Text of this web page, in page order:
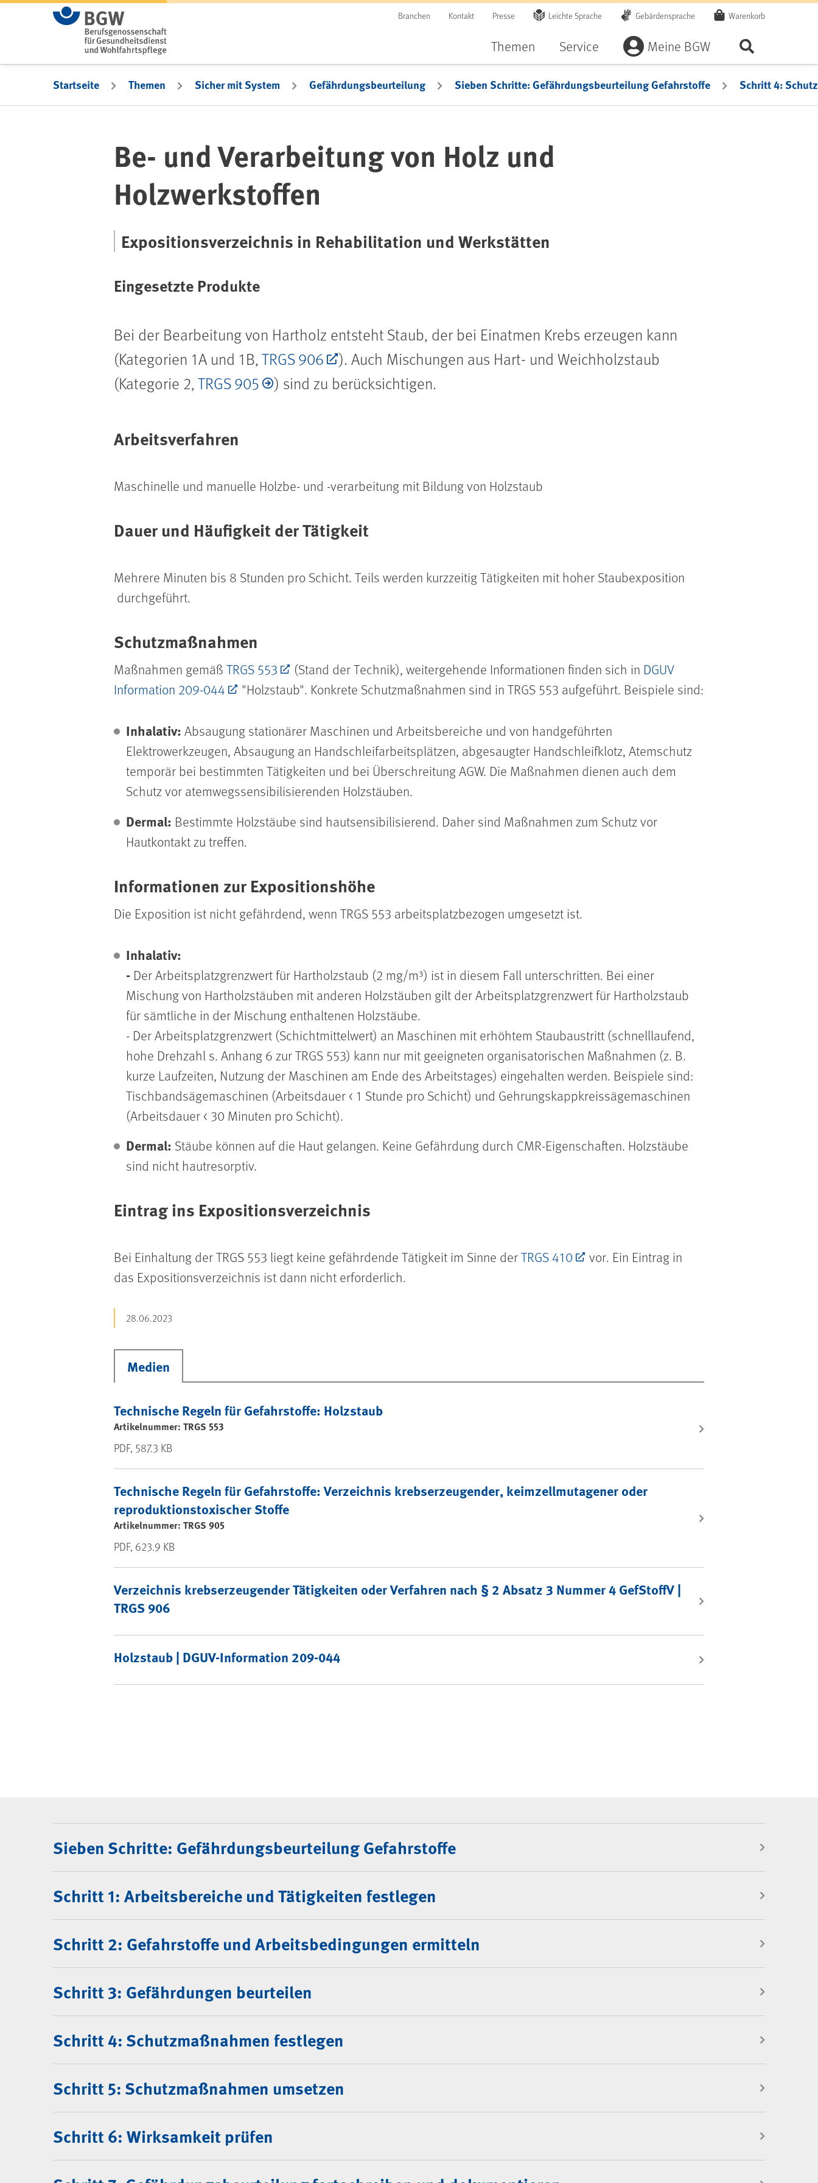
Zum Hauptinhalt springen Branchen Kontakt Presse Leichte Sprache Gebärdensprache Warenkorb
Themen Service Meine BGW
Startseite Themen Sicher mit System Gefährdungsbeurteilung Sieben Schritte: Gefährdungsbeurteilung Gefahrstoffe Schritt 4:
Be- und Verarbeitung von Holz und
Holzwerkstoffen
Expositionsverzeichnis in Rehabilitation und Werkstätten
Eingesetzte Produkte
Bei der Bearbeitung von Hartholz entsteht Staub, der bei Einatmen Krebs erzeugen kann
(Kategorien 1A und 1B, TRGS 906
). Auch Mischungen aus Hart- und Weichholzstaub
(Kategorie 2, TRGS 905 ) sind zu berücksichtigen.
Arbeitsverfahren
Maschinelle und manuelle Holzbe- und -verarbeitung mit Bildung von Holzstaub
Dauer und Häufigkeit der Tätigkeit
Mehrere Minuten bis 8 Stunden pro Schicht. Teils werden kurzzeitig Tätigkeiten mit hoher Staubexposition
durchgeführt.
Schutzmaßnahmen
Maßnahmen gemäß TRGS 553 (Stand der Technik), weitergehende Informationen finden sich in DGUV
Information 209-044
"Holzstaub". Konkrete Schutzmaßnahmen sind in TRGS 553 aufgeführt. Beispiele sind:
Inhalativ: Absaugung stationärer Maschinen und Arbeitsbereiche und von handgeführten
Elektrowerkzeugen, Absaugung an Handschleifarbeitsplätzen, abgesaugter Handschleifklotz, Atemschutz
temporär bei bestimmten Tätigkeiten und bei Überschreitung AGW. Die Maßnahmen dienen auch dem
Schutz vor atemwegssensibilisierenden Holzstäuben.
Dermal: Bestimmte Holzstäube sind hautsensibilisierend. Daher sind Maßnahmen zum Schutz vor
Hautkontakt zu treffen.
Informationen zur Expositionshöhe
Die Exposition ist nicht gefährdend, wenn TRGS 553 arbeitsplatzbezogen umgesetzt ist.
Inhalativ:
- Der Arbeitsplatzgrenzwert für Hartholzstaub (2 mg/m³) ist in diesem Fall unterschritten. Bei einer
Mischung von Hartholzstäuben mit anderen Holzstäuben gilt der Arbeitsplatzgrenzwert für Hartholzstaub
für sämtliche in der Mischung enthaltenen Holzstäube.
- Der Arbeitsplatzgrenzwert (Schichtmittelwert) an Maschinen mit erhöhtem Staubaustritt (schnelllaufend,
hohe Drehzahl s. Anhang 6 zur TRGS 553) kann nur mit geeigneten organisatorischen Maßnahmen (z. B.
kurze Laufzeiten, Nutzung der Maschinen am Ende des Arbeitstages) eingehalten werden. Beispiele sind:
Tischbandsägemaschinen (Arbeitsdauer < 1 Stunde pro Schicht) und Gehrungskappkreissägemaschinen
(Arbeitsdauer < 30 Minuten pro Schicht).
Dermal: Stäube können auf die Haut gelangen. Keine Gefährdung durch CMR-Eigenschaften. Holzstäube
sind nicht hautresorptiv.
Eintrag ins Expositionsverzeichnis
Bei Einhaltung der TRGS 553 liegt keine gefährdende Tätigkeit im Sinne derTRGS 410
vor. Ein Eintrag in
das Expositionsverzeichnis ist dann nicht erforderlich.
28.06.2023
Medien
Technische Regeln für Gefahrstoffe: Holzstaub
Artikelnummer: TRGS 553
PDF, 587.3 KB
Technische Regeln für Gefahrstoffe: Verzeichnis krebserzeugender, keimzellmutagener oder
reproduktionstoxischer Stoffe
Artikelnummer: TRGS 905
PDF, 623.9 KB
Verzeichnis krebserzeugender Tätigkeiten oder Verfahren nach § 2 Absatz 3 Nummer 4 GefStoffV |
TRGS 906
Holzstaub | DGUV-Information 209-044
Gefährdungsbeurteilung Gefahrstoffe
Sieben Schritte: Gefährdungsbeurteilung Gefahrstoffe
Schritt 1: Arbeitsbereiche und Tätigkeiten festlegen
Schritt 2: Gefahrstoffe und Arbeitsbedingungen ermitteln
Schritt 3: Gefährdungen beurteilen
Schritt 4: Schutzmaßnahmen festlegen
Schritt 5: Schutzmaßnahmen umsetzen
Schritt 6: Wirksamkeit prüfen